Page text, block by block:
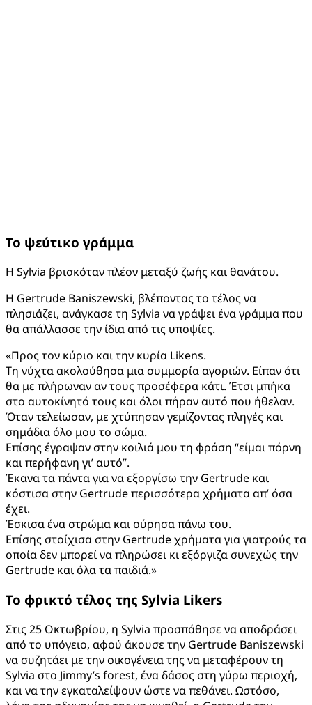
Το ψεύτικο γράμμα
H Sylvia βρισκόταν πλέον μεταξύ ζωής και θανάτου.
Η Gertrude Baniszewski, βλέποντας το τέλος να
πλησιάζει, ανάγκασε τη Sylvia να γράψει ένα γράμμα που
θα απάλλασσε την ίδια από τις υποψίες.
«Προς τον κύριο και την κυρία Likens.
Τη νύχτα ακολούθησα μια συμμορία αγοριών. Είπαν ότι
θα με πλήρωναν αν τους προσέφερα κάτι. Έτσι μπήκα
στο αυτοκίνητό τους και όλοι πήραν αυτό που ήθελαν.
Όταν τελείωσαν, με χτύπησαν γεμίζοντας πληγές και
σημάδια όλο μου το σώμα.
Επίσης έγραψαν στην κοιλιά μου τη φράση “είμαι πόρνη
και περήφανη γι’ αυτό”.
Έκανα τα πάντα για να εξοργίσω την Gertrude και
κόστισα στην Gertrude περισσότερα χρήματα απ’ όσα
έχει.
Έσκισα ένα στρώμα και ούρησα πάνω του.
Επίσης στοίχισα στην Gertrude χρήματα για γιατρούς τα
οποία δεν μπορεί να πληρώσει κι εξόργιζα συνεχώς την
Gertrude και όλα τα παιδιά.»
Το φρικτό τέλος της Sylvia Likers
Στις 25 Οκτωβρίου, η Sylvia προσπάθησε να αποδράσει
από το υπόγειο, αφού άκουσε την Gertrude Baniszewski
να συζητάει με την οικογένεια της να μεταφέρουν τη
Sylvia στο Jimmy’s forest, ένα δάσος στη γύρω περιοχή,
και να την εγκαταλείψουν ώστε να πεθάνει. Ωστόσο,